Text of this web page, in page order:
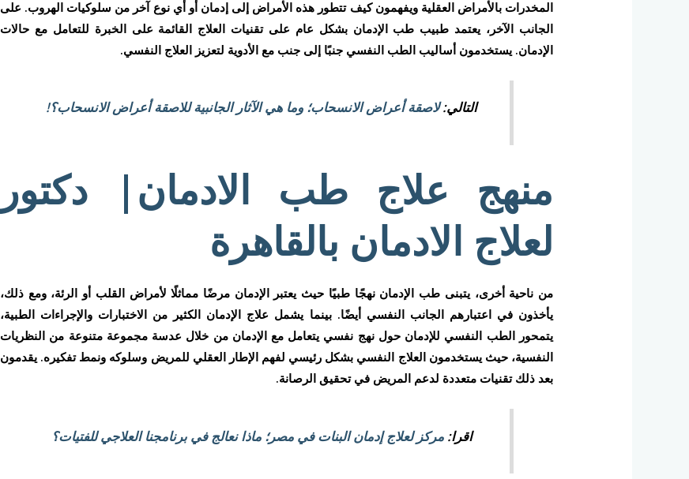
المخدرات بالأمراض العقلية ويفهمون كيف تتطور هذه الأمراض إلى إدمان أو أي نوع آخر من سلوكيات الهروب. على
الجانب الآخر، يعتمد طبيب طب الإدمان بشكل عام على تقنيات العلاج القائمة على الخبرة للتعامل مع حالات
الإدمان. يستخدمون أساليب الطب النفسي جنبًا إلى جنب مع الأدوية لتعزيز العلاج النفسي.
التالي:لاصقة أعراض الانسحاب؛ وما هي الآثار الجانبية للاصقة أعراض الانسحاب؟!
منهج علاج طب الادمان| دكتور
لعلاج الادمان بالقاهرة
من ناحية أخرى، يتبنى طب الإدمان نهجًا طبيًا حيث يعتبر الإدمان مرضًا مماثلًا لأمراض القلب أو الرئة، ومع ذلك،
يأخذون في اعتبارهم الجانب النفسي أيضًا. بينما يشمل علاج الإدمان الكثير من الاختبارات والإجراءات الطبية،
يتمحور الطب النفسي للإدمان حول نهج نفسي يتعامل مع الإدمان من خلال عدسة مجموعة متنوعة من النظريات
النفسية، حيث يستخدمون العلاج النفسي بشكل رئيسي لفهم الإطار العقلي للمريض وسلوكه ونمط تفكيره. يقدمون
بعد ذلك تقنيات متعددة لدعم المريض في تحقيق الرصانة.
اقرا:مركز لعلاج إدمان البنات في مصر؛ ماذا نعالج في برنامجنا العلاجي للفتيات؟